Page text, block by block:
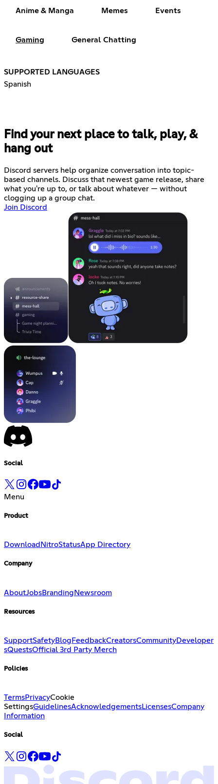
Anime & Manga Memes Events
Gaming General Chatting
SUPPORTED LANGUAGES
Spanish
Find your next place to talk, play, &
hang out
Discord servers help organize conversation into topic-
based channels. Discuss that newest game release, share
what you're up to, or talk about whatever — without
clogging up a group chat.
Join Discord
Social
Menu
Product
Download NitroStatusApp Directory
Company
AboutJobsBranding Newsroom
Resources
SupportSafetyBlog FeedbackCreatorsCommunityDeveloper
sQuestsOfficial 3rd Party Merch
Policies
TermsPrivacyCookie
SettingsGuidelinesAcknowledgementsLicensesCompany
Information
Social